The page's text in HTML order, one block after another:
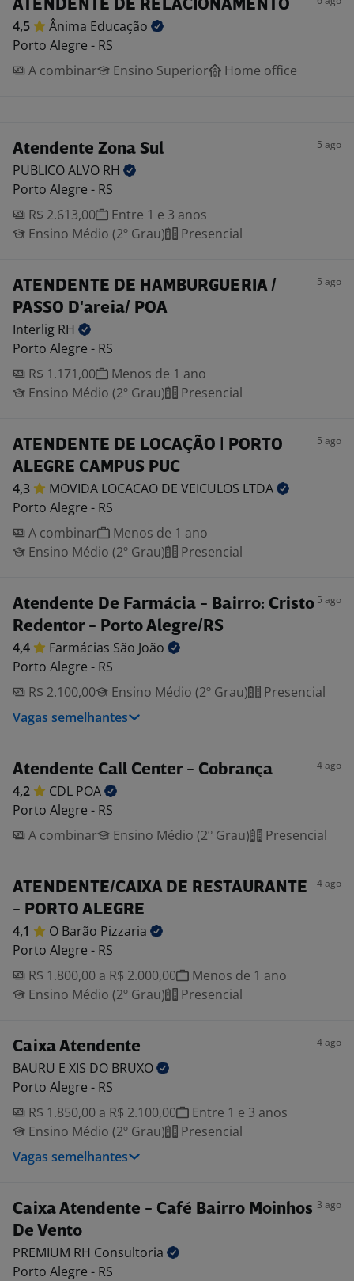
ATENDENTE DE RELACIONAMENTO
4,5 Ânima Educação
Porto Alegre - RS
A combinar
Ensino Superior Home office
Atendente Zona Sul 5 ago
PUBLICO ALVO RH
Porto Alegre - RS
R$ 2.613,00
Entre 1 e 3 anos
Ensino Médio (2º Grau)
Presencial
ATENDENTE DE HAMBURGUERIA /
PASSO D'areia/ POA
5 ago
Interlig RH
Porto Alegre - RS
R$ 1.171,00
Menos de 1 ano
Ensino Médio (2º Grau)
Presencial
ATENDENTE DE LOCAÇÃO | PORTO
ALEGRE CAMPUS PUC
5 ago
4,3 MOVIDA LOCACAO DE VEICULOS LTDA
Porto Alegre - RS
A combinar
Menos de 1 ano
Ensino Médio (2º Grau)
Presencial
Atendente De Farmácia - Bairro: Cristo
Redentor - Porto Alegre/RS
5 ago
4,4 Farmácias São João
Porto Alegre - RS
R$ 2.100,00
Ensino Médio (2º Grau)
Presencial
Vagas semelhantes
Atendente Call Center - Cobrança 4 ago
4,2 CDL POA
Porto Alegre - RS
A combinar
Ensino Médio (2º Grau) Presencial
ATENDENTE/CAIXA DE RESTAURANTE
- PORTO ALEGRE
4 ago
4,1 O Barão Pizzaria
Porto Alegre - RS
R$ 1.800,00 a R$ 2.000,00
Menos de 1 ano
Ensino Médio (2º Grau)
Presencial
Caixa Atendente 4 ago
BAURU E XIS DO BRUXO
Porto Alegre - RS
R$ 1.850,00 a R$ 2.100,00
Entre 1 e 3 anos
Ensino Médio (2º Grau)
Presencial
Vagas semelhantes
Caixa Atendente - Café Bairro Moinhos
De Vento
3 ago
PREMIUM RH Consultoria
Porto Alegre - RS